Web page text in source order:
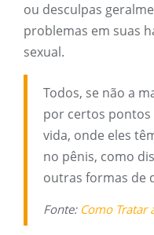
ou desculpas
problemas em suas
sexual.
Todos, se não a
por certos pontos
vida, onde eles
no pênis, como
outras formas de
Fonte: Como Tratar